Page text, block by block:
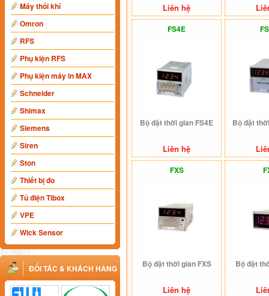
Máy thổi khí
Omron
RFS
Phụ kiện RFS
Phụ kiện máy in MAX
Schneider
Shimax
Siemens
Siren
Ston
Thiết bị đo
Tủ điện Tibox
VPE
Wick Sensor
ĐỐI TÁC & KHÁCH HÀNG
Liên hệ
FS4E
Bộ đặt thời gian FS4E
Liên hệ
Bộ đặt
FXS
Bộ đặt thời gian FXS
Liên hệ
Bộ đặt